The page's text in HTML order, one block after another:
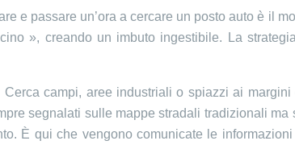
e passare un’ora a cercare un posto auto è il
», creando un imbuto ingestibile. La
campi, aree industriali o spiazzi ai
segnalati sulle mappe stradali tradizionali
È qui che vengono comunicate le informazioni